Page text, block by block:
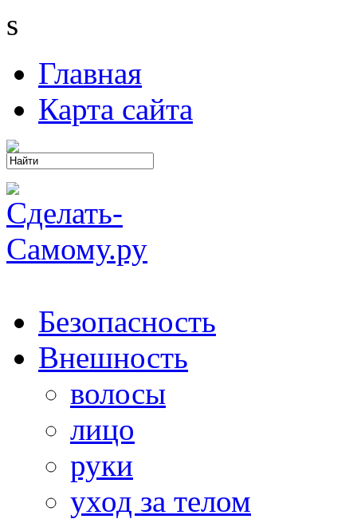
s
Главная
Карта сайта
Безопасность
Внешность
волосы
лицо
руки
уход за телом